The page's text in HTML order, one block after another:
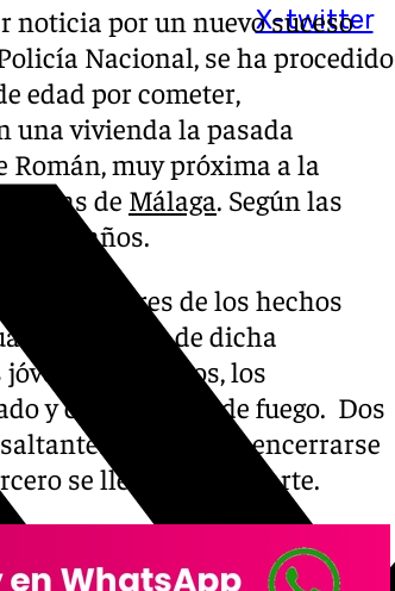
X-twitter
noticia por un nuevo suceso
Nacional, se ha procedido
edad por cometer,
una vivienda la pasada
Román, muy próxima a la
de Málaga. Según las
y 17 años.
autores de los hechos
en el bajo de dicha
afectados, los
y con un arma de fuego. Dos
y pudieron encerrarse
se llevó la peor parte.